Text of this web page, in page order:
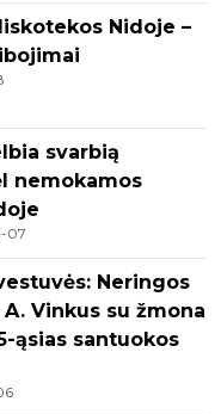
Nidoje –
svarbią
nemokamos
07
Neringos
Vinkus su žmona
ąsias santuokos